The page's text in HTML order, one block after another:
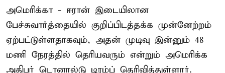
அமெரிக்கா - ஈரான் இடையிலான
பேச்சுவார்த்தையில் குறிப்பிடத்தக்க முன்னேற்றம்
ஏற்பட்டுள்ளதாகவும், அதன் முடிவு இன்னும் 48
மணி நேரத்தில் தெரியவரும் என்றும் அமெரிக்க
அதிபர் டொனால்டு டிரம்ப் தெரிவித்துள்ளார்.